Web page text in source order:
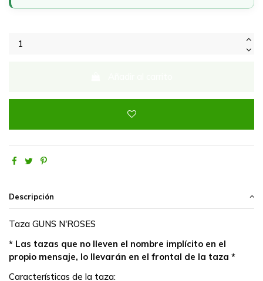
Descripción
Taza GUNS N'ROSES
* Las tazas que no lleven el nombre implícito en el
propio mensaje, lo llevarán en el frontal de la taza *
Características de la taza: